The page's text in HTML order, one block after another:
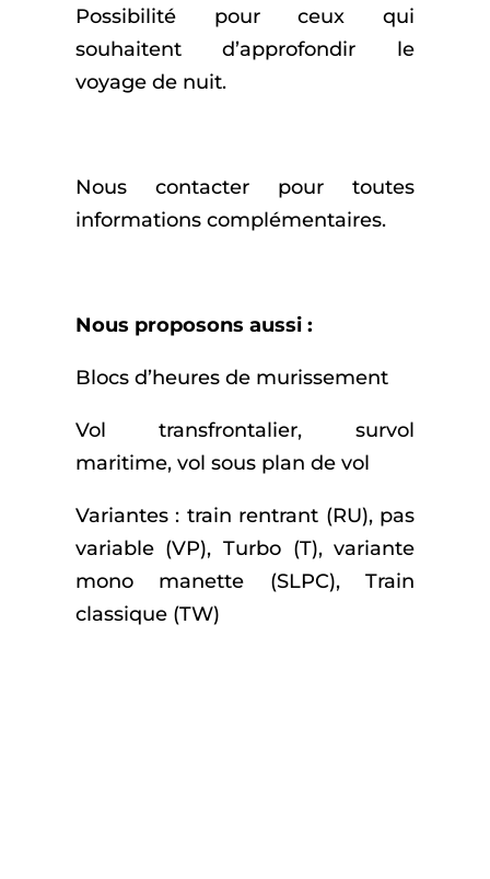
Possibilité pour ceux qui
souhaitent d’approfondir le
voyage de nuit.
Nous contacter pour toutes
informations complémentaires.
Nous proposons aussi :
Blocs d’heures de murissement
Vol transfrontalier, survol
maritime, vol sous plan de vol
Variantes : train rentrant (RU), pas
variable (VP), Turbo (T), variante
mono manette (SLPC), Train
classique (TW)